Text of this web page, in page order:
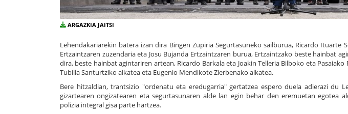
ARGAZKIA JAITSI
Lehendakariarekin batera izan dira Bingen Zupiria Segurtasuneko sailburua, Ricardo Ituarte
Ertzaintzaren zuzendaria eta Josu Bujanda Ertzaintzaren burua, Ertzaintzako beste hainbat
dira, beste hainbat agintariren artean, Ricardo Barkala eta Joakin Telleria Bilboko eta
Tubilla Santurtziko alkatea eta Eugenio Mendikote Zierbenako alkatea.
Bere hitzaldian, trantsizio "ordenatu eta eredugarria" gertatzea espero duela adierazi du
gizartearen ongizatearen eta segurtasunaren alde lan egin behar den eremuetan egotea
polizia integral gisa parte hartzea.